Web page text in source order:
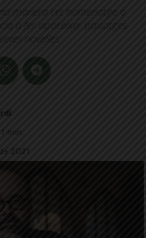
manera ret homenatge a
a fer aparèixer paisatges
novel·les
min.
2021